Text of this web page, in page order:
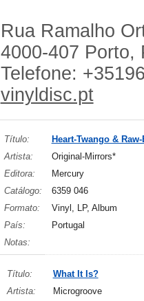
Rua Ramalho
4000-407 Porto,
Telefone:
vinyldisc.pt
Título:
Heart-Twango & Raw-
Artista:
Original-Mirrors*
Editora:
Mercury
Catálogo:
6359 046
Formato:
Vinyl, LP, Album
País:
Portugal
Notas:
Título:
What It Is?
Artista:
Microgroove